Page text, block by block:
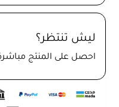
ليش تنتظر؟
احصل على المنتج